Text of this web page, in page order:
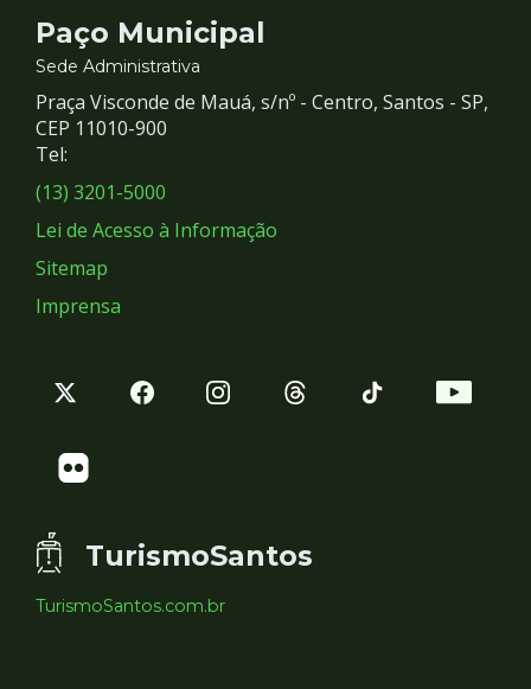
Contato
e
Redes
Sociais
Paço Municipal
Sede Administrativa
Praça Visconde de Mauá, s/nº - Centro, Santos - SP,
CEP 11010-900
Tel:
(13) 3201-5000
Lei de Acesso à Informação
Sitemap
Imprensa
TurismoSantos
TurismoSantos.com.br